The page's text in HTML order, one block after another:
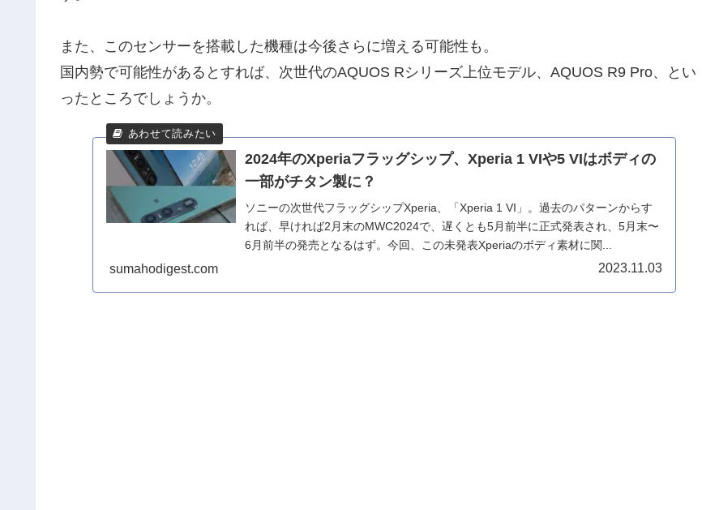
また、このセンサーを搭載した機種は今後さらに増える可能性も。
国内勢で可能性があるとすれば、次世代のAQUOS Rシリーズ上位モデル、AQUOS R9 Pro、とい
ったところでしょうか。
2024年のXperiaフラッグシップ、Xperia 1 VIや5 VIはボディの
一部がチタン製に？
ソニーの次世代フラッグシップXperia、「Xperia 1 VI」。過去のパターンからす
れば、早ければ2月末のMWC2024で、遅くとも5月前半に正式発表され、5月末〜
6月前半の発売となるはず。今回、この未発表Xperiaのボディ素材に関...
sumahodigest.com 2023.11.03